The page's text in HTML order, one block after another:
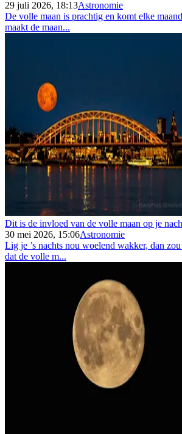
29 juli 2026, 18:13Astronomie
De volle maan is prachtig en komt elke
maakt de maan...
Dit is de invloed van de volle maan op je
30 mei 2026, 15:06Astronomie
Lig je ’s nachts nou woelend wakker, dan
dat de volle m...